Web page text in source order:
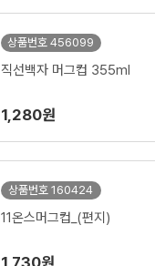
상품번호 456099
직선백자 머그컵 355ml
1,280원
상품번호 160424
11온스머그컵_(편지)
1,730원